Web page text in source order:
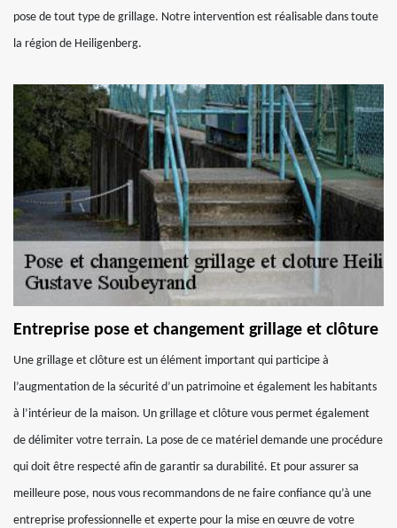
pose de tout type de grillage. Notre intervention est réalisable dans toute
la région de Heiligenberg.
Entreprise pose et changement grillage et clôture
Une grillage et clôture est un élément important qui participe à
l’augmentation de la sécurité d’un patrimoine et également les habitants
à l’intérieur de la maison. Un grillage et clôture vous permet également
de délimiter votre terrain. La pose de ce matériel demande une procédure
qui doit être respecté afin de garantir sa durabilité. Et pour assurer sa
meilleure pose, nous vous recommandons de ne faire confiance qu’à une
entreprise professionnelle et experte pour la mise en œuvre de votre